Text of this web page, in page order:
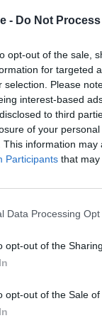
- Do Not
opt-out of the sale,
for targeted
selection. Please
interest-based
to third
of your
This information
Participants that may
Data Processing
opt-out of the
opt-out of the Sale of
ήταν οΝίκος
έλεγξαν τη
σημείο ήταν
να έμενε
την άλλαξαν.